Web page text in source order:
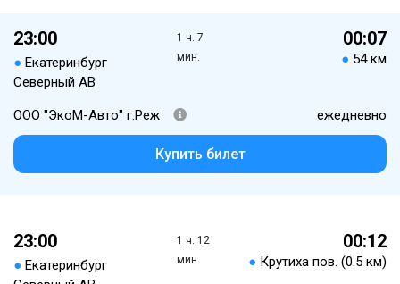
23:00
● Екатеринбург
Северный АВ
1 ч. 7
мин.
00:07
● 54 км
ООО "ЭкоМ-Авто" г.Реж ежедневно
Купить билет
23:00
● Екатеринбург
1 ч. 12
мин.
00:12
● Крутиха пов. (0.5 км)